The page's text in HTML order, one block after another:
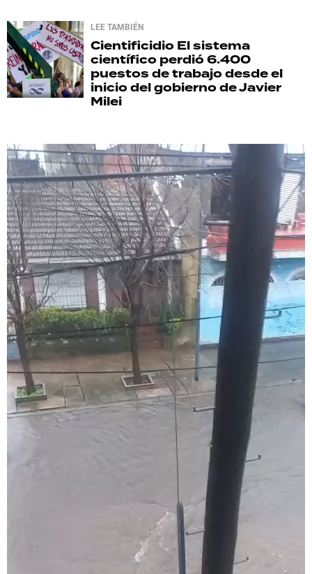
LEE TAMBIÉN
Cientificidio El sistema
científico perdió 6.400
puestos de trabajo desde el
inicio del gobierno de Javier
Milei